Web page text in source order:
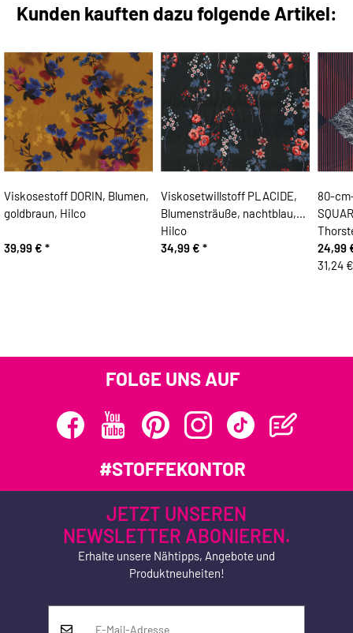
Kunden kauften dazu folgende Artikel:
Viskosestoff DORIN, Blumen,
goldbraun, Hilco
39,99 € *
Viskosetwillstoff PLACIDE,
Blumensträuße, nachtblau,
Hilco
34,99 € *
80-
24,99
31,24
FOLGE UNS AUF
#STOFFEKONTOR
JETZT UNSEREN
NEWSLETTER ABONIEREN.
Erhalte unsere Nähtipps, Angebote und
Produktneuheiten!